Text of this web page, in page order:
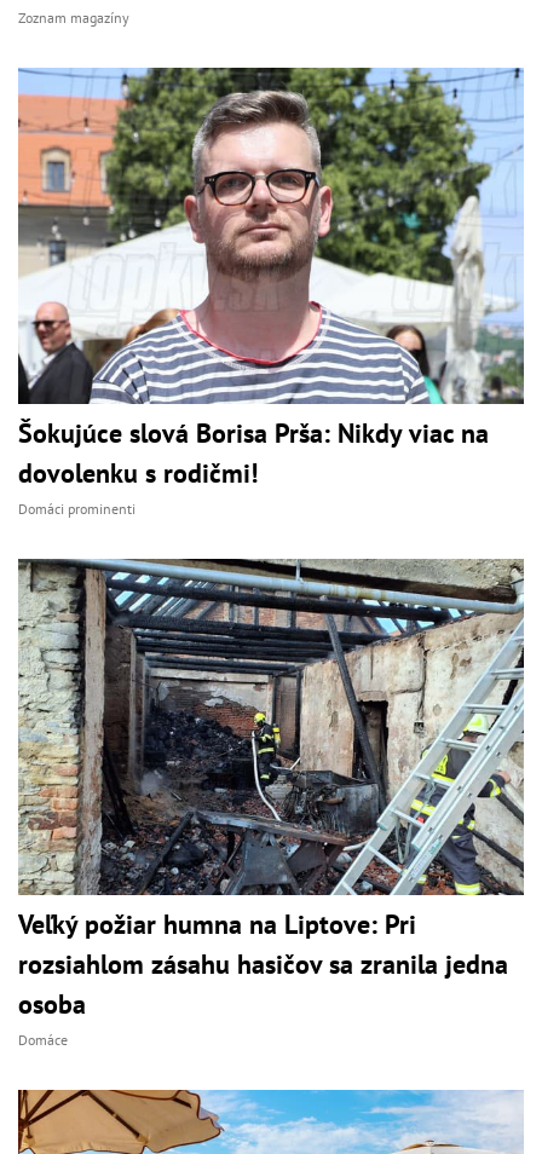
Zoznam magazíny
Šokujúce slová Borisa Prša: Nikdy viac na
dovolenku s rodičmi!
Domáci prominenti
Veľký požiar humna na Liptove: Pri
rozsiahlom zásahu hasičov sa zranila jedna
osoba
Domáce